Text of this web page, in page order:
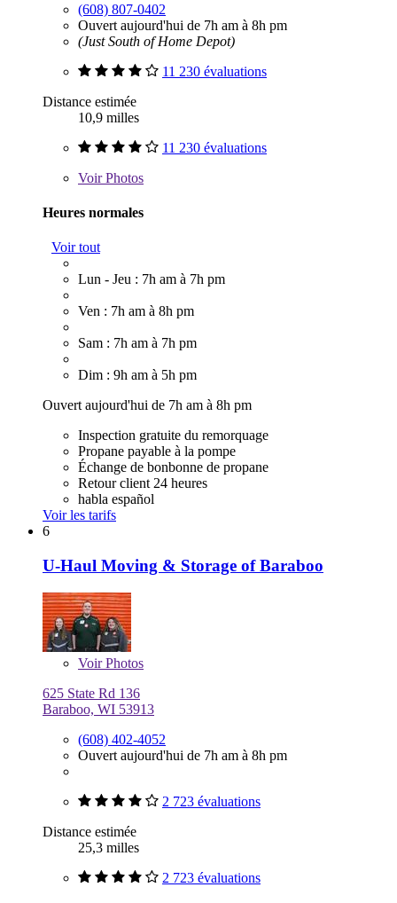
(608) 807-0402
Ouvert aujourd'hui de 7h am à 8h pm
(Just South of Home Depot)
11 230 évaluations
Distance estimée
10,9 milles
11 230 évaluations
VoirPhotos
Heures normales
Voir tout
Lun - Jeu : 7h am à 7h pm
Ven : 7h am à 8h pm
Sam : 7h am à 7h pm
Dim : 9h am à 5h pm
Ouvert aujourd'hui de 7h am à 8h pm
Inspection gratuite du remorquage
Propane payable à la pompe
Échange de bonbonne de propane
Retour client 24 heures
habla español
Voir les tarifs
6
U-Haul Moving & Storage of Baraboo
VoirPhotos
625 State Rd 136
Baraboo, WI 53913
(608) 402-4052
Ouvert aujourd'hui de 7h am à 8h pm
2 723 évaluations
Distance estimée
25,3 milles
2 723 évaluations